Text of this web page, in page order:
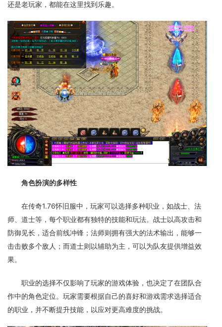
还是老玩家，都能在这里找到乐趣。
角色扮演的多样性
在传奇1.76怀旧服中，玩家可以选择多种职业，如战士、法
师、道士等，每个职业都有独特的技能和玩法。战士以高攻击和
防御见长，适合前线冲锋；法师则拥有强大的法术输出，能够一
击击败多个敌人；而道士则以辅助为主，可以为队友提供增益效
果。
职业的选择不仅影响了玩家的游戏体验，也决定了在团队合
作中的角色定位。玩家需要根据自己的喜好和游戏需求选择适合
的职业，并不断提升技能，以应对更高难度的挑战。